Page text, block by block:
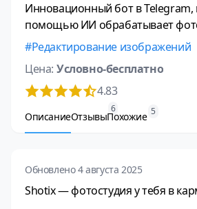
Инновационный бот в Telegram,
помощью ИИ обрабатывает
Редактирование изображений
Цена: Условно-бесплатно
4.83
ОписаниеОтзывы
6
Похожие 5
Обновлено 4 августа 2025
Shotix — фотостудия у тебя в